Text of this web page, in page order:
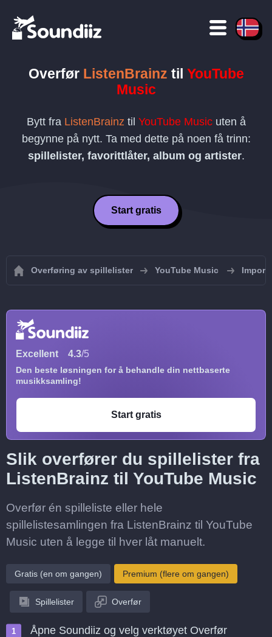
Overfør ListenBrainz til YouTube
Music
Bytt fra ListenBrainz til YouTube Musicuten å
begynne på nytt. Ta med dette på noen få trinn:
spillelister, favorittlåter, album og artister.
Start gratis
Overføring av spillelister YouTube Music
Excellent 4.3/5
Den beste løsningen for å behandle din nettbaserte
musikksamling!
Start gratis
Slik overfører du spillelister fra
ListenBrainz til YouTube Music
Overfør én spilleliste eller hele
spillelistesamlingen fra ListenBrainz til YouTube
Music uten å legge til hver låt manuelt.
Gratis (en om gangen) Premium (flere om gangen)
Spillelister Overfør
Åpne Soundiiz og velg verktøyet Overfør